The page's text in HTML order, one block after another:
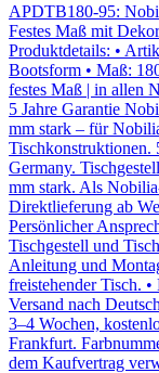
APDTB180-95:
Festes Maß mit
Produktdetails: •
Bootsform • Maß:
festes Maß | in allen
5 Jahre Garantie
mm stark – für
Tischkonstruktionen.
Germany.
mm stark. Als
Direktlieferung ab
Persönlicher
Tischgestell und
Anleitung und
freistehender Tisch.
Versand nach
3–4 Wochen,
Frankfurt.
dem Kaufvertrag